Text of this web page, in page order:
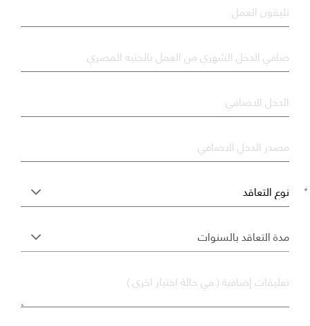
تليفون العمل
صافي الدخل الشهري من العمل بالجنيه المصري
الدخل الاضافي
مصدر الدخل الاضافي
*
تعليقات إضافية ( في حالة اختيار اخري )